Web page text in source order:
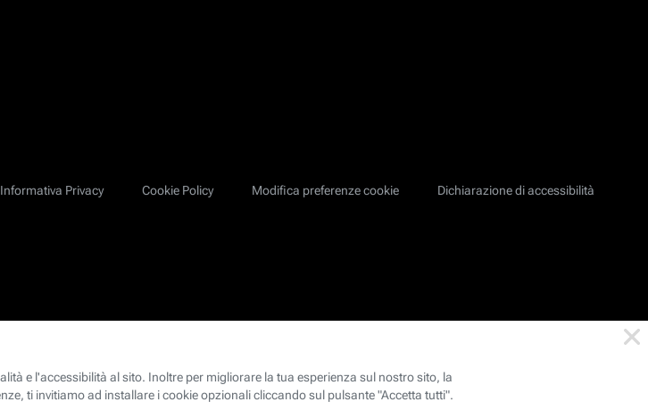
Informativa Privacy
Cookie Policy Modifica preferenze cookie Dichiarazione di accessibilità